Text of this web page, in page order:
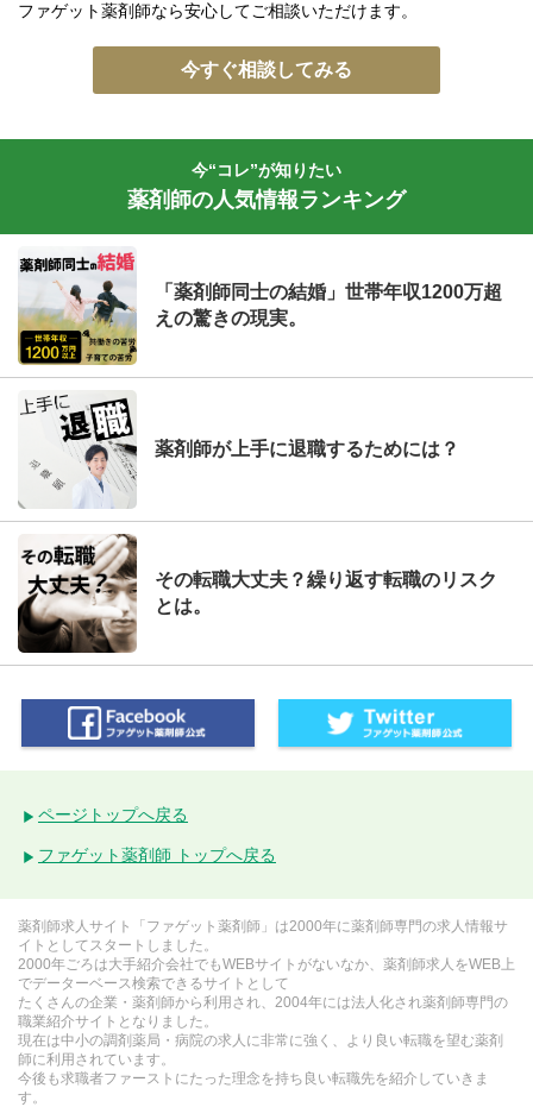
ファゲット薬剤師なら安心してご相談いただけます。
今すぐ相談してみる
今“コレ”が知りたい
薬剤師の人気情報ランキング
「薬剤師同士の結婚」世帯年収1200万超
えの驚きの現実。
薬剤師が上手に退職するためには？
その転職大丈夫？繰り返す転職のリスク
とは。
ページトップへ戻る
ファゲット薬剤師 トップへ戻る
薬剤師求人サイト「ファゲット薬剤師」は2000年に薬剤師専門の求人情報サ
イトとしてスタートしました。
2000年ごろは大手紹介会社でもWEBサイトがないなか、薬剤師求人をWEB上
でデーターベース検索できるサイトとして
たくさんの企業・薬剤師から利用され、2004年には法人化され薬剤師専門の
職業紹介サイトとなりました。
現在は中小の調剤薬局・病院の求人に非常に強く、より良い転職を望む薬剤
師に利用されています。
今後も求職者ファーストにたった理念を持ち良い転職先を紹介していきま
す。